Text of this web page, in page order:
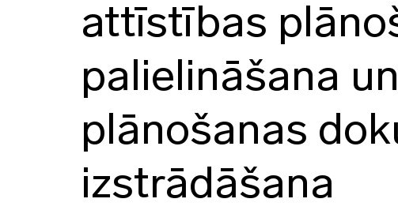
attīstības
palielināšana
plānošanas
izstrādāšana